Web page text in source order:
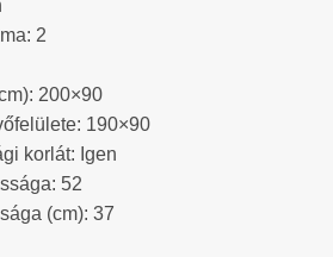
2
200×90
190×90
korlát: Igen
52
(cm): 37